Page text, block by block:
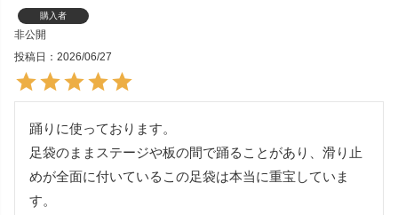
購入者
非公開
投稿日
2026/06/27
踊りに使っております。
足袋のままステージや板の間で踊ることがあり、滑り止
めが全面に付いているこの足袋は本当に重宝していま
す。